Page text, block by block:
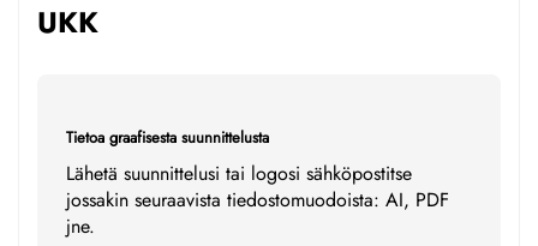
UKK
Tietoa graafisesta suunnittelusta
Lähetä suunnittelusi tai logosi sähköpostitse
jossakin seuraavista tiedostomuodoista: AI, PDF
jne.